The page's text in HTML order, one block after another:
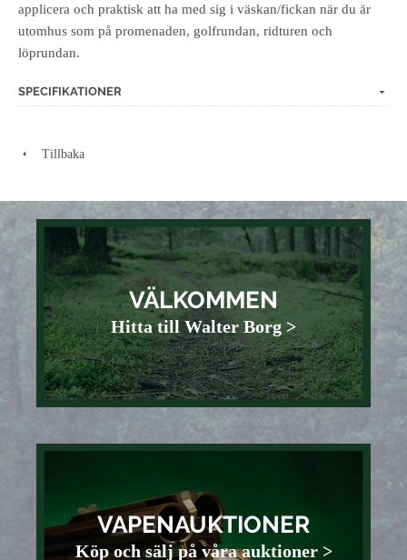
applicera och praktisk att ha med sig i väskan/fickan när du är
utomhus som på promenaden, golfrundan, ridturen och
löprundan.
SPECIFIKATIONER
Tillbaka
VÄLKOMMEN
Hitta till Walter Borg >
VAPENAUKTIONER
Köp och sälj på våra auktioner >